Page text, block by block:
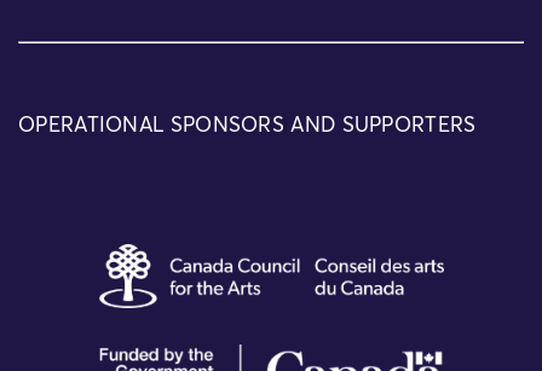
OPERATIONAL SPONSORS AND SUPPORTERS